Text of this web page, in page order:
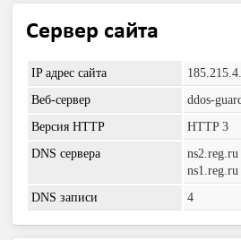
Сервер сайта
IP адрес сайта
Веб-сервер
ddos-
Версия HTTP
HTTP 3
DNS сервера
ns2.reg.ru
ns1.reg.ru
DNS записи
4